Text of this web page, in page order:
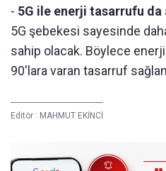
- 5G ile enerji tasarrufu da
5G şebekesi sayesinde
sahip olacak. Böylece enerji
90'lara varan tasarruf
Editör : MAHMUT EKİNCİ